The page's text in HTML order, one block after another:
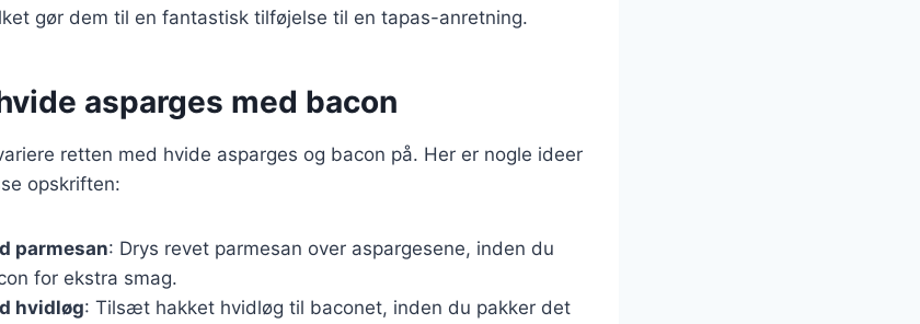
gør dem til en fantastisk tilføjelse til en tapas-anretning.
asparges med bacon
retten med hvide asparges og bacon på. Her er nogle ideer
opskriften:
parmesan: Drys revet parmesan over aspargesene, inden du
for ekstra smag.
hvidløg: Tilsæt hakket hvidløg til baconet, inden du pakker det